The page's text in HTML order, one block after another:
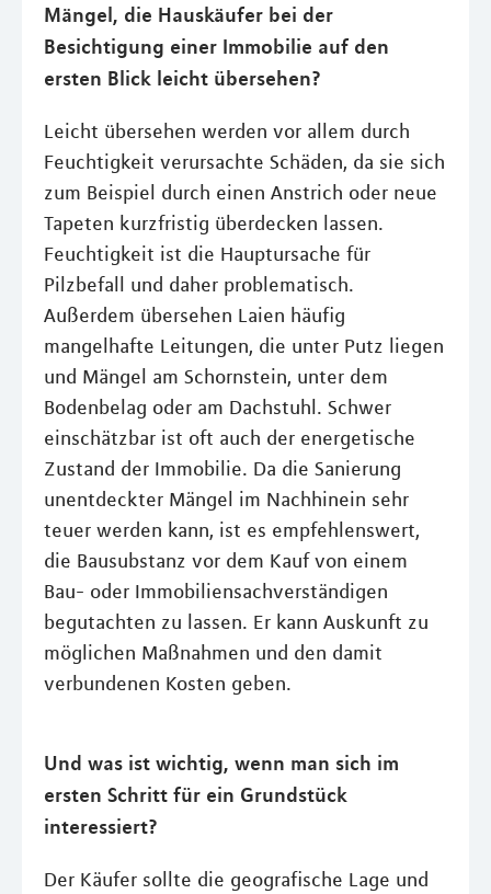
Mängel, die Hauskäufer bei der
Besichtigung einer Immobilie auf den
ersten Blick leicht übersehen?
Leicht übersehen werden vor allem durch
Feuchtigkeit verursachte Schäden, da sie sich
zum Beispiel durch einen Anstrich oder neue
Tapeten kurzfristig überdecken lassen.
Feuchtigkeit ist die Hauptursache für
Pilzbefall und daher problematisch.
Außerdem übersehen Laien häufig
mangelhafte Leitungen, die unter Putz liegen
und Mängel am Schornstein, unter dem
Bodenbelag oder am Dachstuhl. Schwer
einschätzbar ist oft auch der energetische
Zustand der Immobilie. Da die Sanierung
unentdeckter Mängel im Nachhinein sehr
teuer werden kann, ist es empfehlenswert,
die Bausubstanz vor dem Kauf von einem
Bau- oder Immobiliensachverständigen
begutachten zu lassen. Er kann Auskunft zu
möglichen Maßnahmen und den damit
verbundenen Kosten geben.
Und was ist wichtig, wenn man sich im
ersten Schritt für ein Grundstück
interessiert?
Der Käufer sollte die geografische Lage und